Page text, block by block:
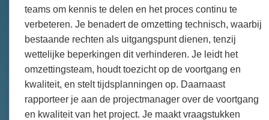
teams om kennis te delen en het proces continu te
verbeteren. Je benadert de omzetting technisch, waarbij
bestaande rechten als uitgangspunt dienen, tenzij
wettelijke beperkingen dit verhinderen. Je leidt het
omzettingsteam, houdt toezicht op de voortgang en
kwaliteit, en stelt tijdsplanningen op. Daarnaast
rapporteer je aan de projectmanager over de voortgang
en kwaliteit van het project. Je maakt vraagstukken